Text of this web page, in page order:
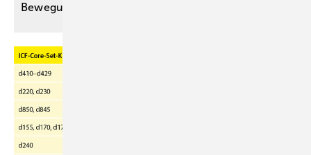
Bewegungsraumes